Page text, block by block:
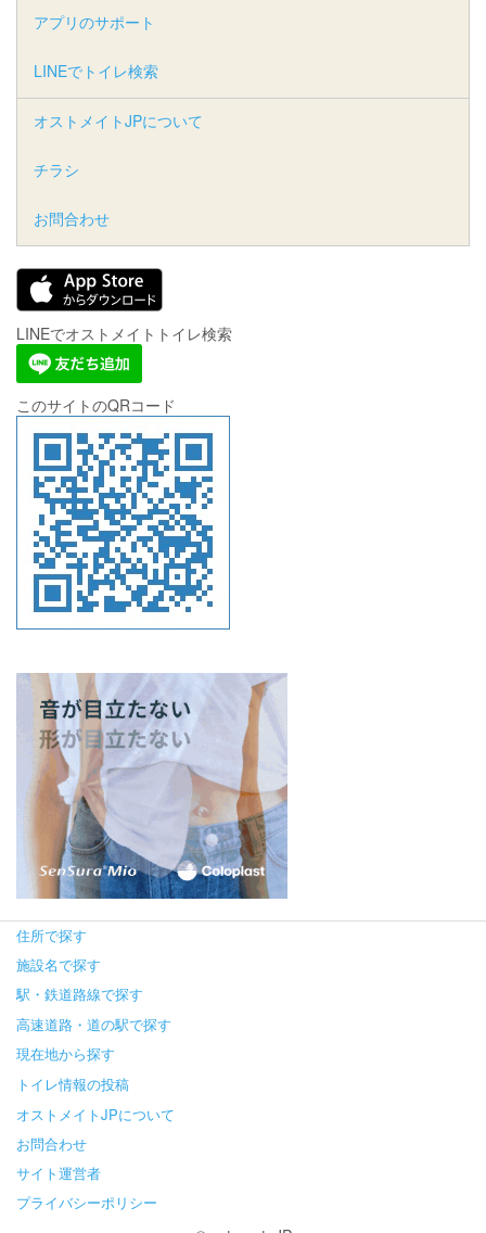
アプリのサポート
LINEでトイレ検索
オストメイトJPについて
チラシ
お問合わせ
LINEでオストメイトトイレ検索
このサイトのQRコード
住所で探す
施設名で探す
駅・鉄道路線で探す
高速道路・道の駅で探す
現在地から探す
トイレ情報の投稿
オストメイトJPについて
お問合わせ
サイト運営者
プライバシーポリシー